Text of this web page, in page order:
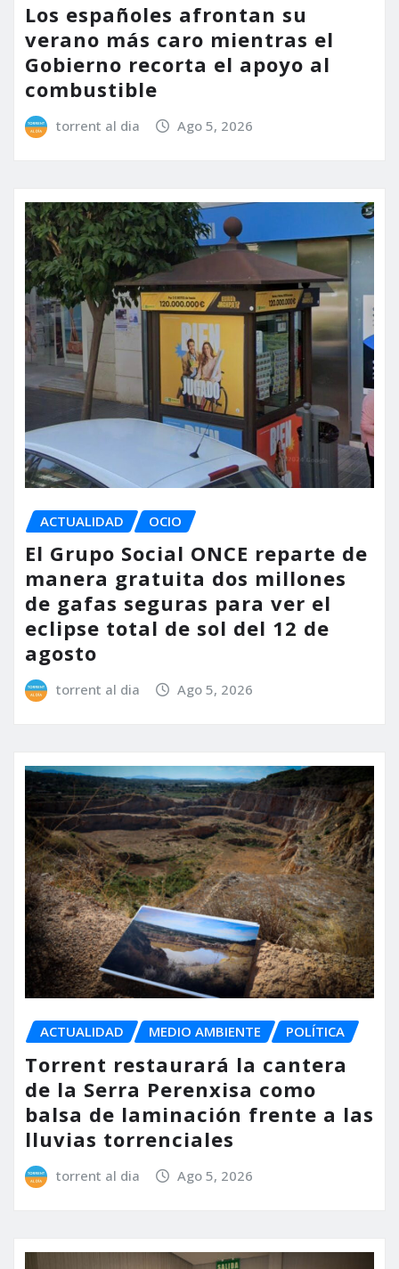
Los españoles afrontan su
verano más caro mientras el
Gobierno recorta el apoyo al
combustible
torrent al dia Ago 5, 2026
ACTUALIDAD OCIO
El Grupo Social ONCE reparte de
manera gratuita dos millones
de gafas seguras para ver el
eclipse total de sol del 12 de
agosto
torrent al dia Ago 5, 2026
ACTUALIDAD MEDIO AMBIENTE POLÍTICA
Torrent restaurará la cantera
de la Serra Perenxisa como
balsa de laminación frente a las
lluvias torrenciales
torrent al dia Ago 5, 2026